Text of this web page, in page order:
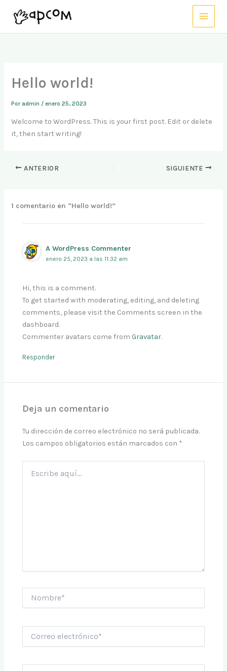
Hello world!
Poradmin /enero 25, 2023
Welcome to WordPress. This is your first post. Edit or delete
it, then start writing!
ANTERIOR SIGUIENTE
1 comentario en “Hello world!”
A WordPress Commenter
enero 25, 2023 a las 11:32 am
Hi, this is a comment.
To get started with moderating, editing, and deleting
comments, please visit the Comments screen in the
dashboard.
Commenter avatars come fromGravatar.
Responder
Deja un comentario
Tu dirección de correo electrónico no será publicada.
Los campos obligatorios están marcados con *
aquí...
electrónico*